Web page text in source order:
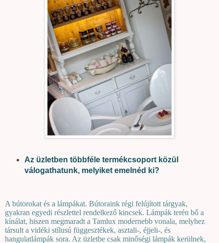
Az üzletben többféle termékcsoport közül
válogathatunk, melyiket emelnéd ki?
A bútorokat és a lámpákat. Bútoraink régi felújított tárgyak,
gyakran egyedi részlettel rendelkező kincsek. Lámpák terén bő a
kínálat, hiszen megmaradt a Tamlux modernebb vonala, melyhez
társult a vidéki stílusú függesztékek, asztali-, éjjeli-, és
hangulatlámpák sora. Az üzletbe csak minőségi lámpák kerülnek,